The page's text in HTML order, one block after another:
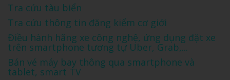
Tra cứu tàu biển
Tra cứu thông tin đăng kiểm cơ giới
Điều hành hãng xe công nghệ, ứng dụng đặt xe
trên smartphone tương tự Uber, Grab,...
Bán vé máy bay thông qua smartphone và
tablet, smart TV